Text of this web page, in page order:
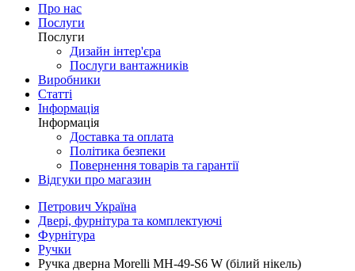
Про нас
Послуги
Послуги
Дизайн інтер'єра
Послуги вантажників
Виробники
Статті
Інформація
Інформація
Доставка та оплата
Політика безпеки
Повернення товарів та гарантії
Відгуки про магазин
Петрович Україна
Двері, фурнітура та комплектуючі
Фурнітура
Ручки
Ручка дверна Morelli MH-49-S6 W (білий нікель)